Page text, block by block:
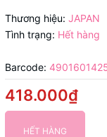
Thương hiệu: JAPAN
Tình trạng: Hết hàng
Barcode:
418.000₫
HẾT HÀNG